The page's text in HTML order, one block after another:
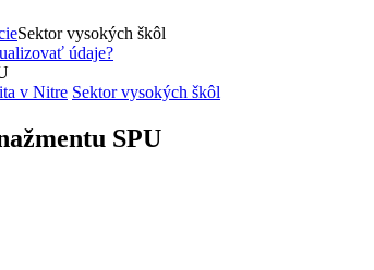
Sektor vysokých škôl
údaje?
v Nitre Sektor vysokých škôl
SPU